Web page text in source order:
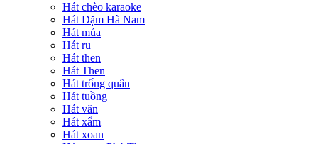
Hát chèo karaoke
Hát Dặm Hà Nam
Hát múa
Hát ru
Hát then
Hát Then
Hát trống quân
Hát tuồng
Hát văn
Hát xẩm
Hát xoan